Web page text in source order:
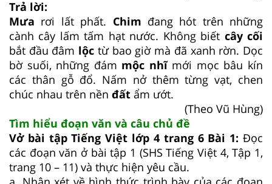
Trả lời:
Mưa rơi lất phất. Chim đang hót trên những
cành cây lấm tấm hạt nước. Không biết cây cối
bắt đầu đâm lộc từ bao giờ mà đã xanh rờn. Dọc
bờ suối, những đám mộc nhĩmới mọc bâu kín
các thân gỗ đổ. Nấm nở thêm từng vạt, chen
chúc nhau trên nền đất ẩm ướt.
(Theo Vũ Hùng)
Tìm hiểu đoạn văn và câu chủ đề
Vở bài tập Tiếng Việt lớp 4 trang 6 Bài 1: Đọc
các đoạn văn ở bài tập 1 (SHS Tiếng Việt 4, Tập 1,
trang 10 – 11) và thực hiện yêu cầu.